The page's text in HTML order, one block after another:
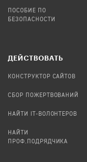
ПОСОБИЕ ПО
БЕЗОПАСНОСТИ
ДЕЙСТВОВАТЬ
КОНСТРУКТОР САЙТОВ
СБОР ПОЖЕРТВОВАНИЙ
НАЙТИ IT-ВОЛОНТЕРОВ
НАЙТИ
ПРОФ.ПОДРЯДЧИКА